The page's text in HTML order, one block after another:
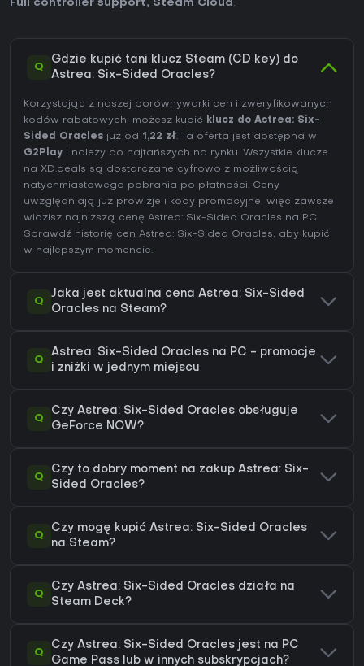
Full controller support, Steam Cloud .
Q
Gdzie kupić tani klucz Steam (CD key) do
Astrea: Six-Sided Oracles?
Korzystając z naszej porównywarki cen i zweryfikowanych
kodów rabatowych, możesz kupić klucz do Astrea: Six-
Sided Oracles już od 1,22 zł. Ta oferta jest dostępna w
G2Play i należy do najtańszych na rynku. Wszystkie klucze
na XD.deals są dostarczane cyfrowo z możliwością
natychmiastowego pobrania po płatności. Ceny
uwzględniają już prowizje i kody promocyjne, więc zawsze
widzisz najniższą cenę Astrea: Six-Sided Oracles na PC.
Sprawdź historię cen Astrea: Six-Sided Oracles, aby kupić
w najlepszym momencie.
Q
Jaka jest aktualna cena Astrea: Six-Sided
Oracles na Steam?
Q
Astrea: Six-Sided Oracles na PC - promocje
i zniżki w jednym miejscu
Q
Czy Astrea: Six-Sided Oracles obsługuje
GeForce NOW?
Q
Czy to dobry moment na zakup Astrea: Six-
Sided Oracles?
Q
Czy mogę kupić Astrea: Six-Sided Oracles
na Steam?
Q
Czy Astrea: Six-Sided Oracles działa na
Steam Deck?
Q
Czy Astrea: Six-Sided Oracles jest na PC
Game Pass lub w innych subskrypcjach?